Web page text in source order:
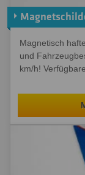
Magnetisch
und
km/h!